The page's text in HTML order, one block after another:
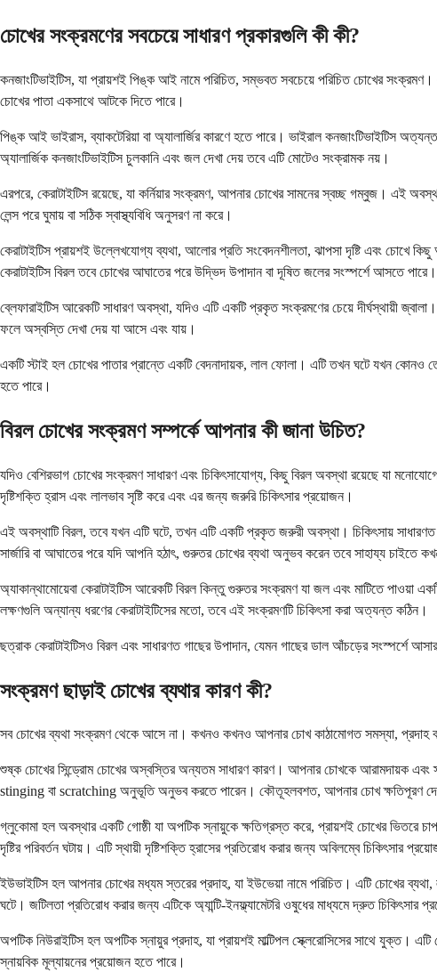
চোখের সংক্রমণের সবচেয়ে সাধারণ প্রকারগুলি কী কী?
কনজাংটিভাইটিস, যা প্রায়শই পিঙ্ক আই নামে পরিচিত, সম্ভবত সবচেয়ে পরিচিত চোখের
চোখের পাতা একসাথে আটকে দিতে পারে।
পিঙ্ক আই ভাইরাস, ব্যাকটেরিয়া বা অ্যালার্জির কারণে হতে পারে। ভাইরাল কনজাংটিভাইটিস
অ্যালার্জিক কনজাংটিভাইটিস চুলকানি এবং জল দেখা দেয় তবে এটি মোটেও সংক্রামক নয়।
এরপরে, কেরাটাইটিস রয়েছে, যা কর্নিয়ার সংক্রমণ, আপনার চোখের সামনের স্বচ্ছ গম্বুজ। এই
লেন্স পরে ঘুমায় বা সঠিক স্বাস্থ্যবিধি অনুসরণ না করে।
কেরাটাইটিস প্রায়শই উল্লেখযোগ্য ব্যথা, আলোর প্রতি সংবেদনশীলতা, ঝাপসা দৃষ্টি এবং চোখে
কেরাটাইটিস বিরল তবে চোখের আঘাতের পরে উদ্ভিদ উপাদান বা দূষিত জলের সংস্পর্শে আসতে পারে।
ব্লেফারাইটিস আরেকটি সাধারণ অবস্থা, যদিও এটি একটি প্রকৃত সংক্রমণের চেয়ে দীর্ঘস্থায়ী
ফলে অস্বস্তি দেখা দেয় যা আসে এবং যায়।
একটি স্টাই হল চোখের পাতার প্রান্তে একটি বেদনাদায়ক, লাল ফোলা। এটি তখন ঘটে যখন কোনও
হতে পারে।
বিরল চোখের সংক্রমণ সম্পর্কে আপনার কী জানা উচিত?
যদিও বেশিরভাগ চোখের সংক্রমণ সাধারণ এবং চিকিৎসাযোগ্য, কিছু বিরল অবস্থা রয়েছে যা
দৃষ্টিশক্তি হ্রাস এবং লালভাব সৃষ্টি করে এবং এর জন্য জরুরি চিকিৎসার প্রয়োজন।
এই অবস্থাটি বিরল, তবে যখন এটি ঘটে, তখন এটি একটি প্রকৃত জরুরী অবস্থা। চিকিৎসায়
সার্জারি বা আঘাতের পরে যদি আপনি হঠাৎ, গুরুতর চোখের ব্যথা অনুভব করেন তবে সাহায্য চাইতে
অ্যাকান্থামোয়েবা কেরাটাইটিস আরেকটি বিরল কিন্তু গুরুতর সংক্রমণ যা জল এবং মাটিতে পাওয়া
লক্ষণগুলি অন্যান্য ধরণের কেরাটাইটিসের মতো, তবে এই সংক্রমণটি চিকিৎসা করা অত্যন্ত কঠিন।
ছত্রাক কেরাটাইটিসও বিরল এবং সাধারণত গাছের উপাদান, যেমন গাছের ডাল আঁচড়ের সংস্পর্শে
সংক্রমণ ছাড়াই চোখের ব্যথার কারণ কী?
সব চোখের ব্যথা সংক্রমণ থেকে আসে না। কখনও কখনও আপনার চোখ কাঠামোগত সমস্যা, প্রদাহ
শুষ্ক চোখের সিন্ড্রোম চোখের অস্বস্তির অন্যতম সাধারণ কারণ। আপনার চোখকে আরামদায়ক
stinging বা scratching অনুভূতি অনুভব করতে পারেন। কৌতূহলবশত, আপনার চোখ ক্ষতিপূরণ
গ্লুকোমা হল অবস্থার একটি গোষ্ঠী যা অপটিক স্নায়ুকে ক্ষতিগ্রস্ত করে, প্রায়শই চোখের ভিতরে চাপ
দৃষ্টির পরিবর্তন ঘটায়। এটি স্থায়ী দৃষ্টিশক্তি হ্রাসের প্রতিরোধ করার জন্য অবিলম্বে চিকিৎসার
ইউভাইটিস হল আপনার চোখের মধ্যম স্তরের প্রদাহ, যা ইউভেয়া নামে পরিচিত। এটি চোখের
ঘটে। জটিলতা প্রতিরোধ করার জন্য এটিকে অ্যান্টি-ইনফ্ল্যামেটরি ওষুধের মাধ্যমে দ্রুত চিকিৎসার
অপটিক নিউরাইটিস হল অপটিক স্নায়ুর প্রদাহ, যা প্রায়শই মাল্টিপল স্ক্লেরোসিসের সাথে যুক্ত।
স্নায়বিক মূল্যায়নের প্রয়োজন হতে পারে।